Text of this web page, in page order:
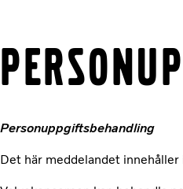
Personuppgiftsbehandling
Det här meddelandet